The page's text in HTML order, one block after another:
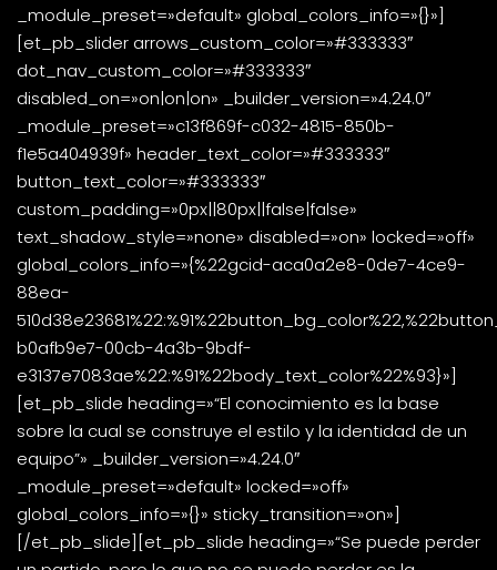
_module_preset=»default» global_colors_info=»{}»]
[et_pb_slider arrows_custom_color=»#333333″
dot_nav_custom_color=»#333333″
disabled_on=»on|on|on» _builder_version=»4.24.0″
_module_preset=»c13f869f-c032-4815-850b-
f1e5a404939f» header_text_color=»#333333″
button_text_color=»#333333″
custom_padding=»0px||80px||false|false»
text_shadow_style=»none» disabled=»on» locked=»off»
global_colors_info=»{%22gcid-aca0a2e8-0de7-4ce9-
88ea-
b0afb9e7-00cb-4a3b-9bdf-
e3137e7083ae%22:%91%22body_text_color%22%93}»]
[et_pb_slide heading=»“El conocimiento es la base
sobre la cual se construye el estilo y la identidad de un
equipo”» _builder_version=»4.24.0″
_module_preset=»default» locked=»off»
global_colors_info=»{}» sticky_transition=»on»]
[/et_pb_slide][et_pb_slide heading=»“Se puede perder